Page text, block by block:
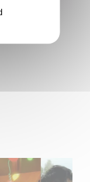
a una
y emociones